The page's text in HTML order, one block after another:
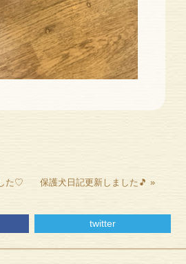
た♡ 保護犬日記更新しました🎵 »
twitter